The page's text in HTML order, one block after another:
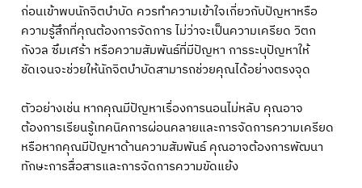
ก่อนเข้าพบนักจิตบำบัด ควรทำความเข้าใจเกี่ยวกับปัญหาหรือ
ความรู้สึกที่คุณต้องการจัดการ ไม่ว่าจะเป็นความเครียด วิตก
กังวล ซึมเศร้า หรือความสัมพันธ์ที่มีปัญหา การระบุปัญหาให้
ชัดเจนจะช่วยให้นักจิตบำบัดสามารถช่วยคุณได้อย่างตรงจุด
ตัวอย่างเช่น หากคุณมีปัญหาเรื่องการนอนไม่หลับ คุณอาจ
ต้องการเรียนรู้เทคนิคการผ่อนคลายและการจัดการความเครียด
หรือหากคุณมีปัญหาด้านความสัมพันธ์ คุณอาจต้องการพัฒนา
ทักษะการสื่อสารและการจัดการความขัดแย้ง